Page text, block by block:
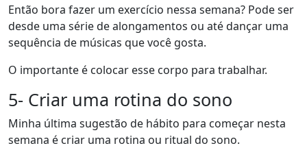
Então bora fazer um exercício nessa semana? Pode ser
desde uma série de alongamentos ou até dançar uma
sequência de músicas que você gosta.
O importante é colocar esse corpo para trabalhar.
5- Criar uma rotina do sono
Minha última sugestão de hábito para começar nesta
semana é criar uma rotina ou ritual do sono.